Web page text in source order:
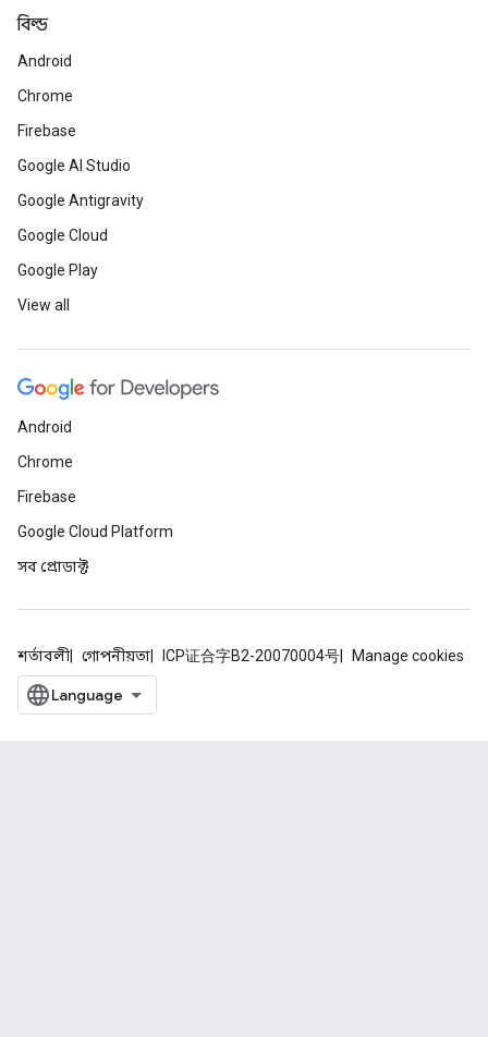
বিল্ড
Android
Chrome
Firebase
Google AI Studio
Google Antigravity
Google Cloud
Google Play
View all
Android
Chrome
Firebase
Google Cloud Platform
সব প্রোডাক্ট
শর্তাবলী গোপনীয়তা ICP证合字B2-20070004号 Manage cookies